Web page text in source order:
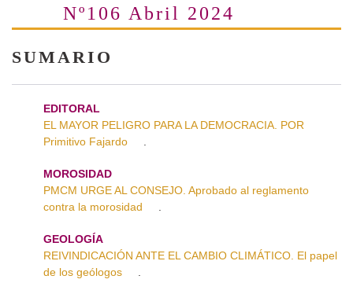
Nº106 Abril 2024
SUMARIO
EDITORAL
EL MAYOR PELIGRO PARA LA DEMOCRACIA. POR
Primitivo Fajardo
MOROSIDAD
PMCM URGE AL CONSEJO. Aprobado al reglamento
contra la morosidad
GEOLOGÍA
REIVINDICACIÓN ANTE EL CAMBIO CLIMÁTICO. El papel
de los geólogos